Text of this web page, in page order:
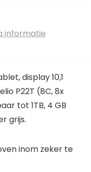
informatie
display 10,1
P22T (8C, 8x
tot 1TB, 4 GB
grijs.
inom zeker te